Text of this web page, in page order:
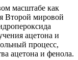
масштабе как
Второй мировой
ацетона и
процесс,
ацетона и фенола.